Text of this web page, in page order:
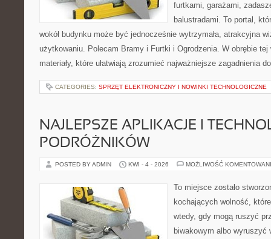
furtkami, garażami,
balustradami. To portal,
wokół budynku może być jednocześnie wytrzymała, atrakcyjna
użytkowaniu. Polecam Bramy i Furtki i Ogrodzenia. W obrębie tej
materiały, które ułatwiają zrozumieć najważniejsze zagadnienia
CATEGORIES: SPRZĘT ELEKTRONICZNY I NOWINKI TECHNOLOGICZNE
NAJLEPSZE APLIKACJE I
PODRÓŻNIKÓW
POSTED BY ADMIN KWI - 4 - 2026 MOŻLIWOŚĆ
To miejsce zostało
kochających wolność,
wtedy, gdy mogą ruszyć
biwakowym albo wyruszyć